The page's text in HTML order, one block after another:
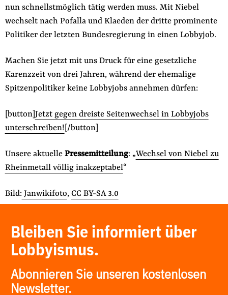
nun schnellstmöglich tätig werden muss. Mit Niebel
wechselt nach Pofalla und Klaeden der dritte prominente
Politiker der letzten Bundesregierung in einen Lobbyjob.
Machen Sie jetzt mit uns Druck für eine gesetzliche
Karenzzeit von drei Jahren, während der ehemalige
Spitzenpolitiker keine Lobbyjobs annehmen dürfen:
[button] Jetzt gegen dreiste Seitenwechsel in Lobbyjobs
unterschreiben! [/button]
Unsere aktuelle Pressemitteilung: „Wechsel von Niebel zu
Rheinmetall völlig inakzeptabel“
Bild: Janwikifoto, CC BY-SA 3.0
Bleiben Sie informiert über
Lobbyismus.
Abonnieren Sie unseren kostenlosen
Newsletter.